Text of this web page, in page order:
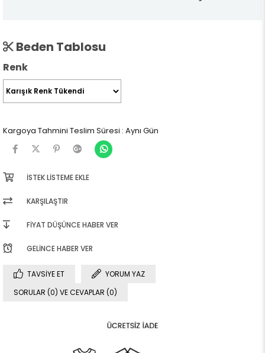
Beden Tablosu
Renk
Kargoya Tahmini Teslim Süresi : Aynı Gün
İSTEK LISTEME EKLE
KARŞILAŞTIR
FIYAT DÜŞÜNCE HABER VER
GELINCE HABER VER
TAVSIYE ET
YORUM YAZ
SORULAR (0) VE CEVAPLAR (0)